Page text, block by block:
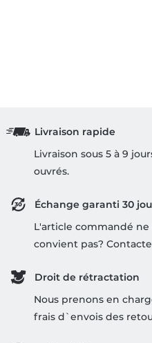
Livraison rapide
Livraison sous 5 à 9
ouvrés.
Échange garanti 30
L'article commandé ne
convient pas?
Droit de rétractation
Nous prenons en
frais d`envois des